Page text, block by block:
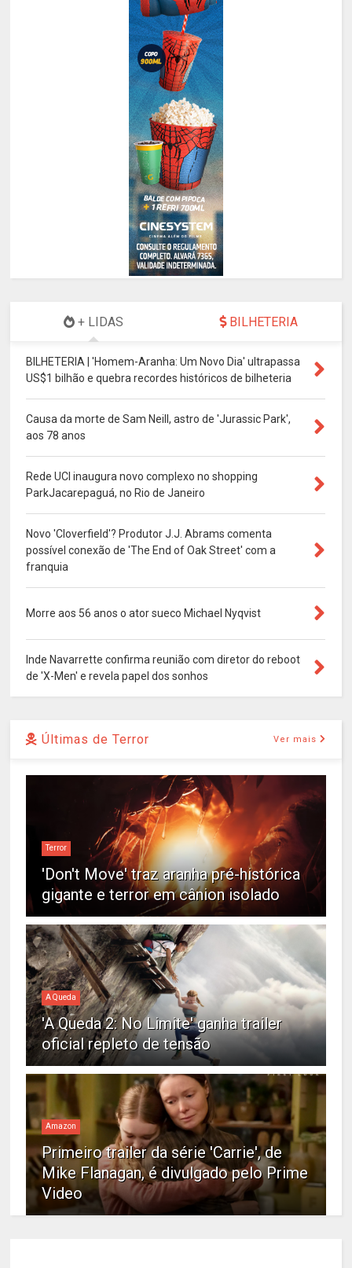
+ LIDAS BILHETERIA
BILHETERIA | 'Homem-Aranha: Um Novo Dia' ultrapassa
US$1 bilhão e quebra recordes históricos de bilheteria
Causa da morte de Sam Neill, astro de 'Jurassic Park',
aos 78 anos
Rede UCI inaugura novo complexo no shopping
ParkJacarepaguá, no Rio de Janeiro
Novo 'Cloverfield'? Produtor J.J. Abrams comenta
possível conexão de 'The End of Oak Street' com a
franquia
Morre aos 56 anos o ator sueco Michael Nyqvist
Inde Navarrette confirma reunião com diretor do reboot
de 'X-Men' e revela papel dos sonhos
Últimas de Terror Ver mais
Terror
'Don't Move' traz aranha pré-histórica
gigante e terror em cânion isolado
A Queda
'A Queda 2: No Limite' ganha trailer
oficial repleto de tensão
Amazon
Primeiro trailer da série 'Carrie', de
Mike Flanagan, é divulgado pelo Prime
Video